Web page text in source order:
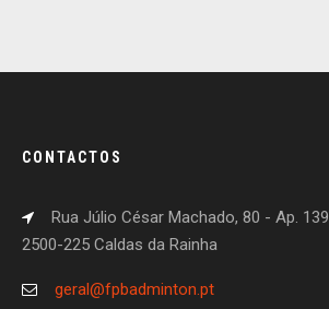
CONTACTOS
Rua Júlio César Machado, 80 - Ap. 139
2500-225 Caldas da Rainha
geral@fpbadminton.pt